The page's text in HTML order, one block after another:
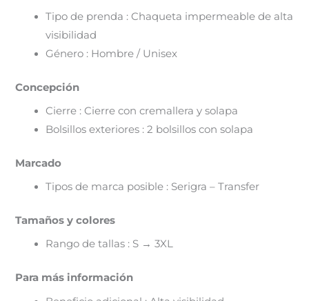
Tipo de prenda : Chaqueta impermeable de alta
visibilidad
Género : Hombre / Unisex
Concepción
Cierre : Cierre con cremallera y solapa
Bolsillos exteriores : 2 bolsillos con solapa
Marcado
Tipos de marca posible : Serigra – Transfer
Tamaños y colores
Rango de tallas : S → 3XL
Para más información